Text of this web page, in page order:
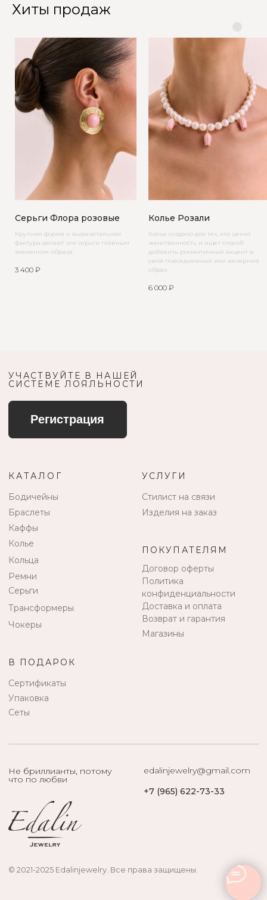
Хиты продаж
Серьги Флора розовые
Крупная форма и выразительная
фактура делают эти серьги главным
элементом образа
3 400 ₽
Колье Розали
Колье создано для тех, кто ценит
женственность и ищет способ
добавить романтичный акцент в
свой повседневный или вечерний
образ
6 000 ₽